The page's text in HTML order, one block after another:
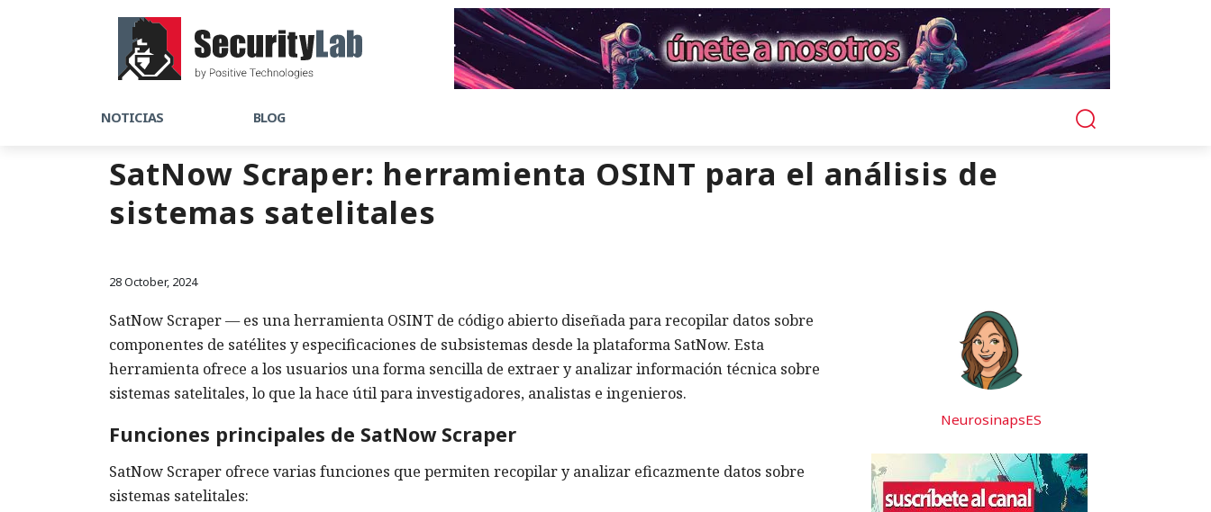
NOTICIAS BLOG
SatNow Scraper: herramienta OSINT para el análisis de
sistemas satelitales
28 October, 2024
SatNow Scraper — es una herramienta OSINT de código abierto diseñada para recopilar datos sobre
componentes de satélites y especificaciones de subsistemas desde la plataforma SatNow. Esta
herramienta ofrece a los usuarios una forma sencilla de extraer y analizar información técnica sobre
sistemas satelitales, lo que la hace útil para investigadores, analistas e ingenieros.
Funciones principales de SatNow Scraper
SatNow Scraper ofrece varias funciones que permiten recopilar y analizar eficazmente datos sobre
sistemas satelitales:
NeurosinapsES